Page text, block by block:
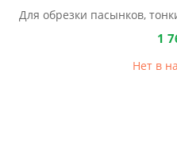
Для обрезки пасынков,
1
Нет в